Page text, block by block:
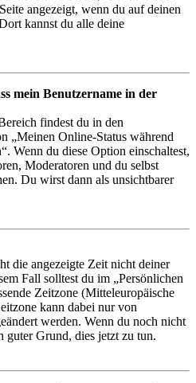
angezeigt, wenn du auf deinen
kannst du alle deine
mein Benutzername in der
findest du in den
„Meinen Online-Status während
Wenn du diese Option einschaltest,
Moderatoren und du selbst
Du wirst dann als unsichtbarer
die angezeigte Zeit nicht deiner
Fall solltest du im „Persönlichen
Zeitzone (Mitteleuropäische
kann dabei nur von
werden. Wenn du noch nicht
guter Grund, dies jetzt zu tun.